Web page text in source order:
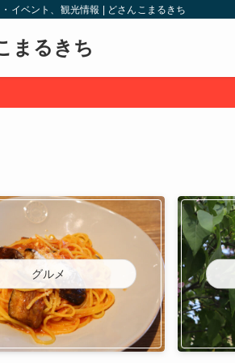
イベント、観光情報 | どさんこまるきち
まるきち
グルメ